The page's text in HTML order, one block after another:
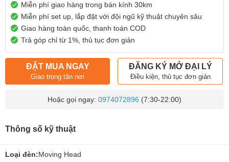
Miễn phí giao hàng trong bán kính 30km
Miễn phí set up, lắp đặt với đội ngũ kỹ thuật chuyên sâu
Giao hàng toàn quốc, thanh toán COD
Trả góp chỉ từ 1%, thủ tục đơn giản
ĐẶT MUA NGAY
Giao trong tận nơi
ĐĂNG KÝ MỞ ĐẠI LÝ
Điều kiện, thủ tục đơn giản
Hoặc gọi ngay: 0974072896 (7:30-22:00)
Thông số kỹ thuật
Loại đèn:Moving Head